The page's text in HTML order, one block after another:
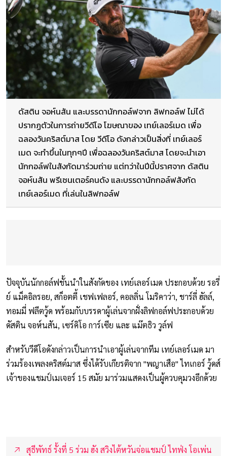
ดัสติน จอห์นสัน และบรรดานักกอล์ฟจาก ลิฟกอล์ฟ ไม่ได้
ปรากฏตัวในการถ่ายวีดีโอ โฆษณาของ เทย์เลอร์เมด เพื่อ
ฉลองวันคริสต์มาส โดย วีดีโอ ดังกล่าวเป็นสิ่งที่ เทย์เลอร์
เมด จะทำขึ้นในทุกๆปี เพื่อฉลองวันคริสต์มาส โดยจะนำเอา
นักกอล์ฟในสังกัดมาร่วมถ่าย แต่ทว่าในปีนี้ปราศจาก ดัสติน
จอห์นสัน พรีเซนเตอร์คนดัง และบรรดานักกอล์ฟสังกัด
เทย์เลอร์เมด ที่เล่นในลิฟกอล์ฟ
ปัจจุบันนักกอล์ฟชั้นนำในสังกัดของ เทย์เลอร์เมด ประกอบด้วย รอรี่
ย์ แม็คอิลรอย, สก็อตตี้ เชฟเฟลอร์, คอลลิ่น โมริคาว่า, ชาร์ลี่ ฮัลล์,
ทอมมี่ ฟลีตวู้ด พร้อมกับบรรดาผู้เล่นจากฝั่งลิฟกอล์ฟประกอบด้วย
ดัสติน จอห์นสัน, เซร์คิโอ การ์เซีย และ แม๊ตธิว วูล์ฟ
สำหรับวีดีโอดังกล่าวเป็นการนำเอาผู้เล่นจากทีม เทย์เลอร์เมด มา
ร่วมร้องเพลงคริสต์มาส ซึ่งได้รับเกียรติจาก "พญาเสือ" ไทเกอร์ วู้ดส์
เจ้าของแชมป์เมเจอร์ 15 สมัย มาร่วมแสดงเป็นผู้ควบคุมวงอีกด้วย
สุธีพัทธ์ รั้งที่ 5 ร่วม ฮัง สวิงไต้หวันจ่อแชมป์ ไทฟ่ง โอเพ่น